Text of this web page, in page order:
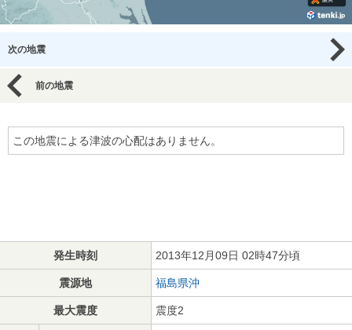
次の地震
前の地震
この地震による津波の心配はありません。
発生時刻 2013年12月09日 02時47分頃
震源地 福島県沖
最大震度 震度2